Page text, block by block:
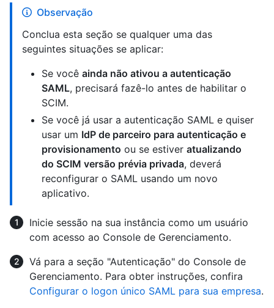
Observação
Conclua esta seção se qualquer uma das
seguintes situações se aplicar:
Se você ainda não ativou a autenticação
SAML, precisará fazê-lo antes de habilitar o
SCIM.
Se você já usar a autenticação SAML e quiser
usar um IdP de parceiro para autenticação e
provisionamento ou se estiver atualizando
do SCIM versão prévia privada, deverá
reconfigurar o SAML usando um novo
aplicativo.
Inicie sessão na sua instância como um usuário
com acesso ao Console de Gerenciamento.
Vá para a seção "Autenticação" do Console de
Gerenciamento. Para obter instruções, confira
Configurar o logon único SAML para sua empresa.